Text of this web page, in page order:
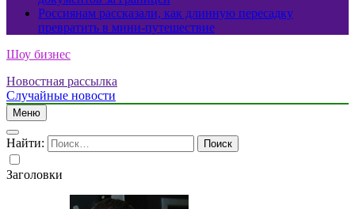
Россиянам рассказали, как длинную пересадку
превратить в мини-путешествие
Шоу бизнес
Новостная рассылка
Случайные новости
Меню
Найти:
Заголовки